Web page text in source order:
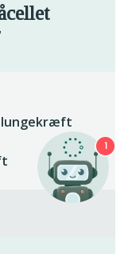
lungekræft
1